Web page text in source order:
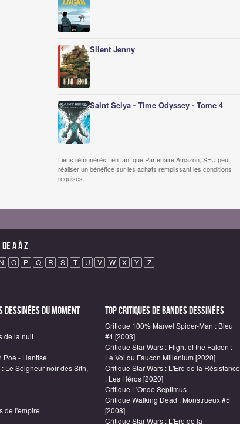
Silent Jenny
Saint Seiya - Time Odyssey - Tome 4
Liens rémunérés : en tant que Partenaire Amazon, SFU peut
réaliser un bénéfice sur les achats remplissant les conditions
requises.
A à Z
N O P Q R S T U V W X Y Z
Dessinées du moment
de la nuit
Poe - Hantise
: Le Seigneur noir des Sith,
de l'empire
Top critiques de Bandes Dessinées
Critique 100% Marvel Spider-Man : Bleu
#4 [2003]
Critique Star Wars : Flight of the Falcon :
Le Vol du Faucon Millenium [2020]
Critique Star Wars : L'Ere de la Résistance
: Les Héros [2020]
Critique L'Onde Septimus
Critique Walking Dead : Monstrueux #5
[2008]
Critique Star Wars : L'Ere de la